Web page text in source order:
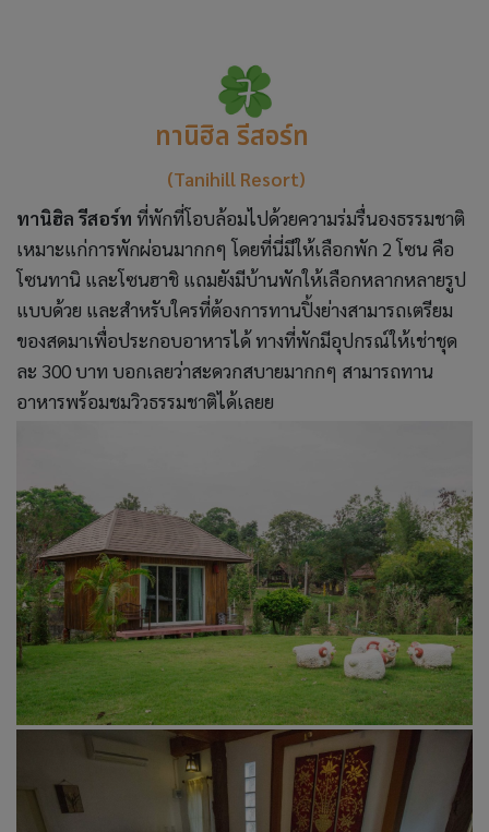
ทานิฮิล รีสอร์ท
(Tanihill Resort)
ทานิฮิล รีสอร์ท ที่พักที่โอบล้อมไปด้วยความร่มรื่นองธรรมชาติ
เหมาะแก่การพักผ่อนมากกๆ โดยที่นี่มีให้เลือกพัก 2 โซน คือ
โซนทานิ และโซนฮาชิ แถมยังมีบ้านพักให้เลือกหลากหลายรูป
แบบด้วย และสำหรับใครที่ต้องการทานปิ้งย่างสามารถเตรียม
ของสดมาเพื่อประกอบอาหารได้ ทางที่พักมีอุปกรณ์ให้เช่าชุด
ละ 300 บาท บอกเลยว่าสะดวกสบายมากกๆ สามารถทาน
อาหารพร้อมชมวิวธรรมชาติได้เลยย